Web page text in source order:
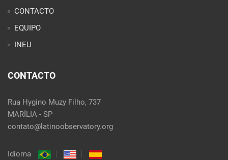
CONTACTO
EQUIPO
INEU
CONTACTO
Rua Hygino Muzy Filho, 737
MARÍLIA - SP
contato@latinoobservatory.org
Idioma